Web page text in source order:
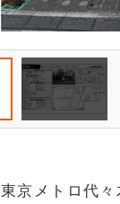
東京メトロ代